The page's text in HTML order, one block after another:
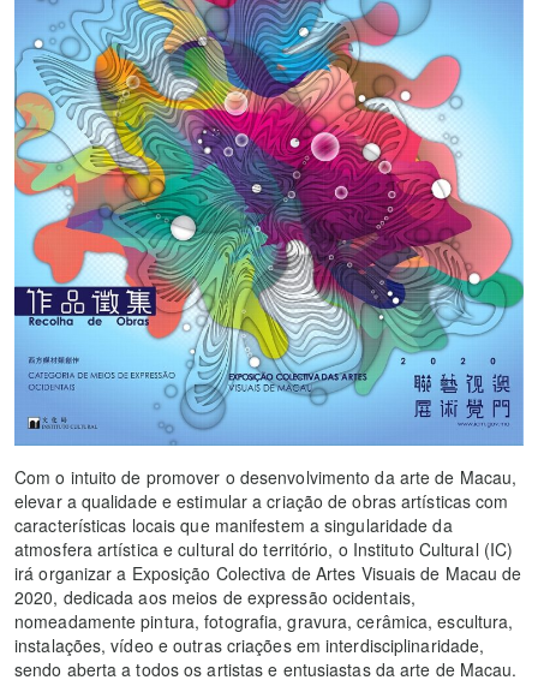
Com o intuito de promover o desenvolvimento da arte de Macau,
elevar a qualidade e estimular a criação de obras artísticas com
características locais que manifestem a singularidade da
atmosfera artística e cultural do território, o Instituto Cultural (IC)
irá organizar a Exposição Colectiva de Artes Visuais de Macau de
2020, dedicada aos meios de expressão ocidentais,
nomeadamente pintura, fotografia, gravura, cerâmica, escultura,
instalações, vídeo e outras criações em interdisciplinaridade,
sendo aberta a todos os artistas e entusiastas da arte de Macau.